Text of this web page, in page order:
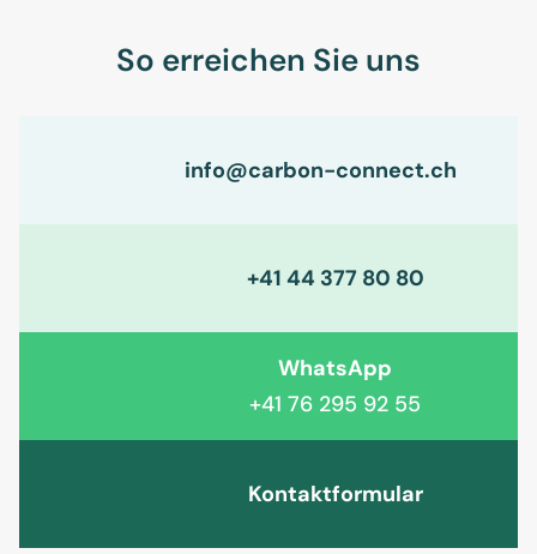
So erreichen Sie uns
info@carbon-connect.ch
+41 44 377 80 80
WhatsApp
+41 76 295 92 55
Kontaktformular